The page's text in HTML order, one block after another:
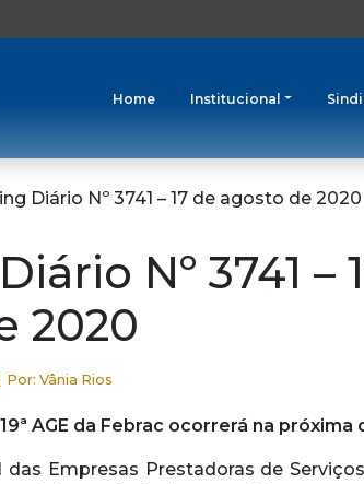
Home Institucional
Diário Nº 3741 – 17 de agosto de 2020
Nº 3741 –
2020
Por: Vânia Rios
19ª AGE da Febrac ocorrerá na próxima
Empresas Prestadoras de